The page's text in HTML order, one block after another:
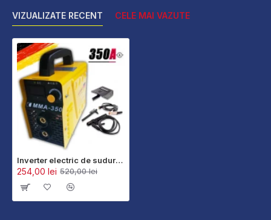
VIZUALIZATE RECENT CELE MAI VAZUTE
Inverter electric de sudură WerStil 350A 2024
254,00 lei 520,00 lei